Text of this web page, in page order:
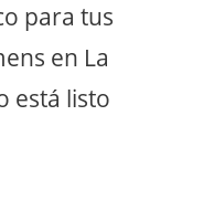
para tus
en La
está listo